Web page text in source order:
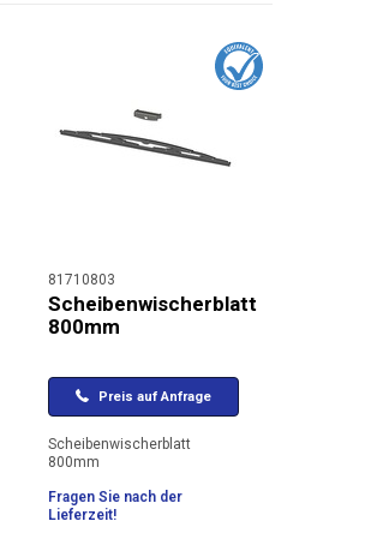
81710803
Scheibenwischerblatt
800mm
Preis auf Anfrage
Scheibenwischerblatt
800mm
Fragen Sie nach der
Lieferzeit!